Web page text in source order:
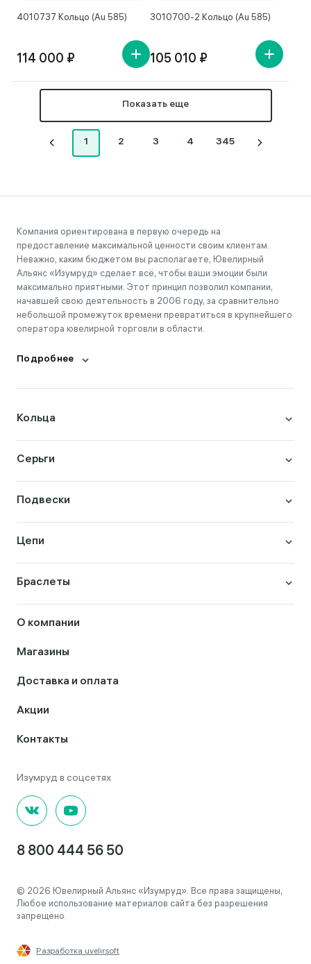
4010737 Кольцо (Au 585)
114 000 ₽
3010700-2 Кольцо (Au 585)
105 010 ₽
Показать еще
1 2 3 4 345
Компания ориентирована в первую очередь на
предоставление максимальной ценности своим клиентам.
Неважно, каким бюджетом вы располагаете, Ювелирный
Альянс «Изумруд» сделает всё, чтобы ваши эмоции были
максимально приятными. Этот принцип позволил компании,
начавшей свою деятельность в 2006 году, за сравнительно
небольшой промежуток времени превратиться в крупнейшего
оператора ювелирной торговли в области.
Подробнее
Кольца
Серьги
Подвески
Цепи
Браслеты
О компании
Магазины
Доставка и оплата
Акции
Контакты
8 800 444 56 50
© 2026 Ювелирный Альянс «Изумруд». Все права защищены,
Любое использование материалов сайта без разрешения
запрещено.
Разработка uvelirsoft